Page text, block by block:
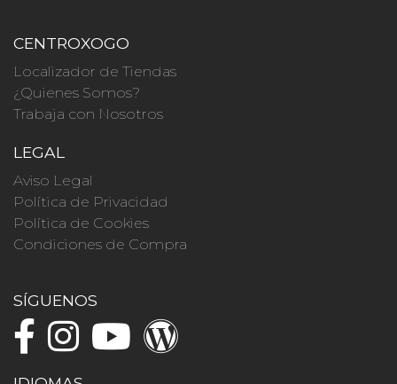
CENTROXOGO
Localizador de Tiendas
¿Quienes Somos?
Trabaja con Nosotros
LEGAL
Aviso Legal
Política de Privacidad
Política de Cookies
Condiciones de Compra
SÍGUENOS